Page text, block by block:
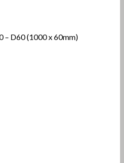
– D60 (1000 x 60mm)